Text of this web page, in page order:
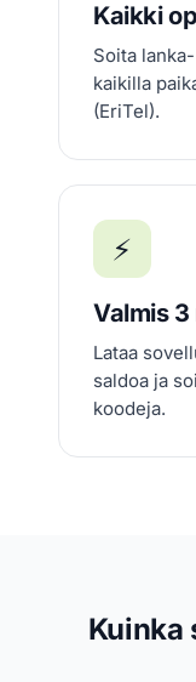
Kaikki
Soita
kaikilla
(EriTel).
⚡
Valmis
Lataa
saldoa ja
koodeja.
Kuinka